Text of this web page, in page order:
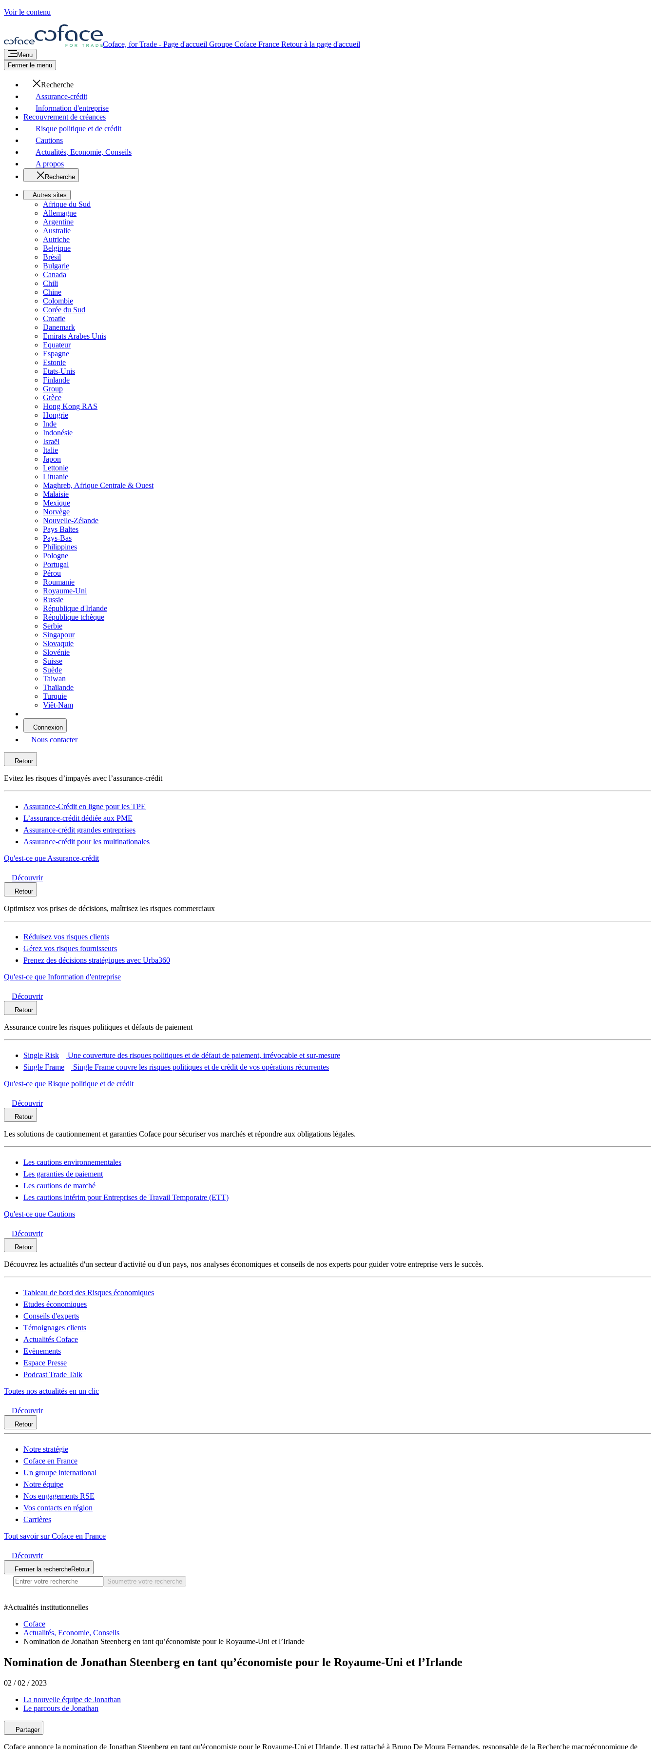
Voir le contenu
Coface, for Trade - Page d'accueil Groupe Coface France Retour à la page d'accueil
Menu
Fermer le menu
Recherche
Assurance-crédit
Information d'entreprise
Recouvrement de créances
Risque politique et de crédit
Cautions
Actualités, Economie, Conseils
A propos
Recherche
Autres sites
Afrique du Sud
Allemagne
Argentine
Australie
Autriche
Belgique
Brésil
Bulgarie
Canada
Chili
Chine
Colombie
Corée du Sud
Croatie
Danemark
Emirats Arabes Unis
Equateur
Espagne
Estonie
Etats-Unis
Finlande
Group
Grèce
Hong Kong RAS
Hongrie
Inde
Indonésie
Israël
Italie
Japon
Lettonie
Lituanie
Maghreb, Afrique Centrale & Ouest
Malaisie
Mexique
Norvège
Nouvelle-Zélande
Pays Baltes
Pays-Bas
Philippines
Pologne
Portugal
Pérou
Roumanie
Royaume-Uni
Russie
République d'Irlande
République tchèque
Serbie
Singapour
Slovaquie
Slovénie
Suisse
Suède
Taiwan
Thaïlande
Turquie
Viêt-Nam
Connexion
Nous contacter
Retour
Evitez les risques d’impayés avec l’assurance-crédit
Assurance-Crédit en ligne pour les TPE
L’assurance-crédit dédiée aux PME
Assurance-crédit grandes entreprises
Assurance-crédit pour les multinationales
Qu'est-ce que Assurance-crédit
Découvrir
Retour
Optimisez vos prises de décisions, maîtrisez les risques commerciaux
Réduisez vos risques clients
Gérez vos risques fournisseurs
Prenez des décisions stratégiques avec Urba360
Qu'est-ce que Information d'entreprise
Découvrir
Retour
Assurance contre les risques politiques et défauts de paiement
Single Risk
Une couverture des risques politiques et de défaut de paiement, irrévocable et sur-mesure
Single Frame
Single Frame couvre les risques politiques et de crédit de vos opérations récurrentes
Qu'est-ce que Risque politique et de crédit
Découvrir
Retour
Les solutions de cautionnement et garanties Coface pour sécuriser vos marchés et répondre aux obligations légales.
Les cautions environnementales
Les garanties de paiement
Les cautions de marché
Les cautions intérim pour Entreprises de Travail Temporaire (ETT)
Qu'est-ce que Cautions
Découvrir
Retour
Découvrez les actualités d'un secteur d'activité ou d'un pays, nos analyses économiques et conseils de nos experts pour guider votre entreprise vers le succès.
Tableau de bord des Risques économiques
Etudes économiques
Conseils d'experts
Témoignages clients
Actualités Coface
Evènements
Espace Presse
Podcast Trade Talk
Toutes nos actualités en un clic
Découvrir
Retour
Notre stratégie
Coface en France
Un groupe international
Notre équipe
Nos engagements RSE
Vos contacts en région
Carrières
Tout savoir sur Coface en France
Découvrir
Fermer la rechercheRetour
Soumettre votre recherche
#Actualités institutionnelles
Coface
Actualités, Economie, Conseils
Nomination de Jonathan Steenberg en tant qu’économiste pour le Royaume-Uni et l’Irlande
Nomination de Jonathan Steenberg en tant qu’économiste pour le Royaume-Uni et l’Irlande
02 / 02 / 2023
La nouvelle équipe de Jonathan
Le parcours de Jonathan
Partager
Coface annonce la nomination de Jonathan Steenberg en tant qu'économiste pour le Royaume-Uni et l'Irlande. Il est rattaché à Bruno De Moura Fernandes, responsable de la Recherche macroéconomique de